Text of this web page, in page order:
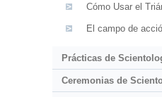
Cómo Usar el
El campo de
Prácticas de
Ceremonias de